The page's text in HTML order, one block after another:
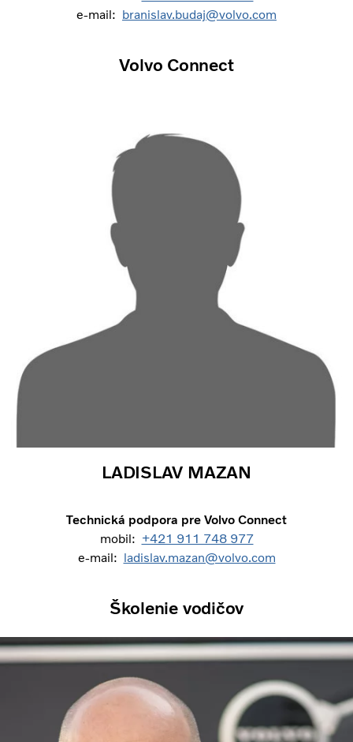
e-mail: branislav.budaj@volvo.com
Volvo Connect
LADISLAV MAZAN
Technická podpora pre Volvo Connect
mobil: +421 911 748 977
e-mail: ladislav.mazan@volvo.com
Školenie vodičov